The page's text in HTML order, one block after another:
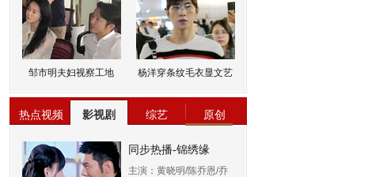
邹市明夫妇视察工地 杨洋穿条纹毛衣显文艺
热点视频 影视剧 综艺 原创
同步热播-锦绣缘
主演：黄晓明/陈乔恩/乔